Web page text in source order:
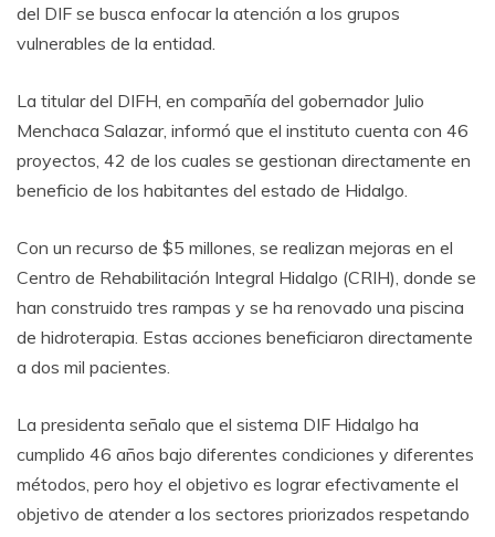
del DIF se busca enfocar la atención a los grupos
vulnerables de la entidad.
La titular del DIFH, en compañía del gobernador Julio
Menchaca Salazar, informó que el instituto cuenta con 46
proyectos, 42 de los cuales se gestionan directamente en
beneficio de los habitantes del estado de Hidalgo.
Con un recurso de $5 millones, se realizan mejoras en el
Centro de Rehabilitación Integral Hidalgo (CRIH), donde se
han construido tres rampas y se ha renovado una piscina
de hidroterapia. Estas acciones beneficiaron directamente
a dos mil pacientes.
La presidenta señalo que el sistema DIF Hidalgo ha
cumplido 46 años bajo diferentes condiciones y diferentes
métodos, pero hoy el objetivo es lograr efectivamente el
objetivo de atender a los sectores priorizados respetando